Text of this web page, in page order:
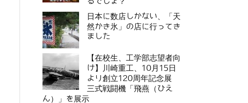
日本に数店しかない、「天
然かき氷」の店に行ってき
ました
【在校生、工学部志望者向
け】川崎重工、10月15日
より創立120周年記念展
三式戦闘機「飛燕（ひえ
ん）」を展示